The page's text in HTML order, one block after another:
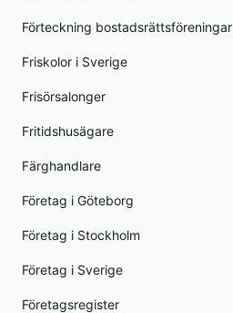
Förteckning bostadsrättsföreningar
Friskolor i Sverige
Frisörsalonger
Fritidshusägare
Färghandlare
Företag i Göteborg
Företag i Stockholm
Företag i Sverige
Företagsregister